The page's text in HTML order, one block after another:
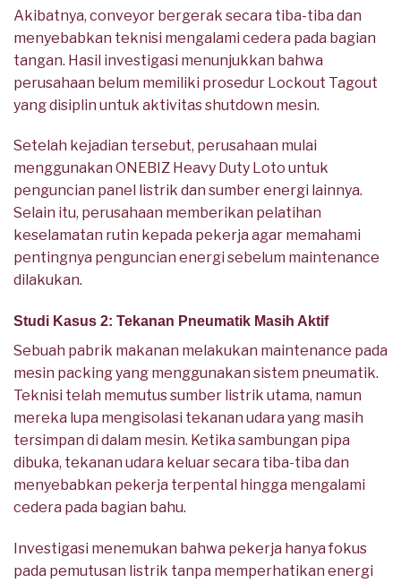
Akibatnya, conveyor bergerak secara tiba-tiba dan
menyebabkan teknisi mengalami cedera pada bagian
tangan. Hasil investigasi menunjukkan bahwa
perusahaan belum memiliki prosedur Lockout Tagout
yang disiplin untuk aktivitas shutdown mesin.
Setelah kejadian tersebut, perusahaan mulai
menggunakan ONEBIZ Heavy Duty Loto untuk
penguncian panel listrik dan sumber energi lainnya.
Selain itu, perusahaan memberikan pelatihan
keselamatan rutin kepada pekerja agar memahami
pentingnya penguncian energi sebelum maintenance
dilakukan.
Studi Kasus 2: Tekanan Pneumatik Masih Aktif
Sebuah pabrik makanan melakukan maintenance pada
mesin packing yang menggunakan sistem pneumatik.
Teknisi telah memutus sumber listrik utama, namun
mereka lupa mengisolasi tekanan udara yang masih
tersimpan di dalam mesin. Ketika sambungan pipa
dibuka, tekanan udara keluar secara tiba-tiba dan
menyebabkan pekerja terpental hingga mengalami
cedera pada bagian bahu.
Investigasi menemukan bahwa pekerja hanya fokus
pada pemutusan listrik tanpa memperhatikan energi